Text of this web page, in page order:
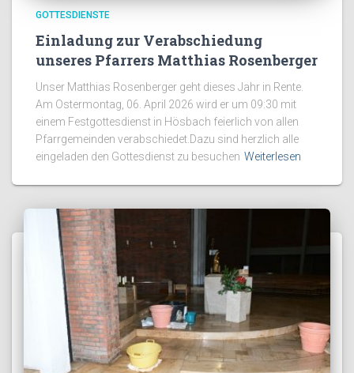
GOTTESDIENSTE
Einladung zur Verabschiedung
unseres Pfarrers Matthias Rosenberger
Unser Matthias Rosenberger geht dieses Jahr in Rente.
Am Ostermontag, 06. April 2026 wird er um 09:30 mit
einem Festgottesdienst in Hösbach feierlich von allen
Pfarrgemeinden verabschiedet.Dazu sind herzlich alle
eingeladen den Gottesdienst zu besuchen Weiterlesen